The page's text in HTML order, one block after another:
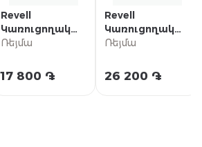
Revell
Կառուցողական
հավաքածու
SSKL»
Ռեյմա
17 800 ֏
Revell
Կառուցողական
հավաքածու
200 C-5/C-8
Condor»
Ռեյմա
26 200 ֏